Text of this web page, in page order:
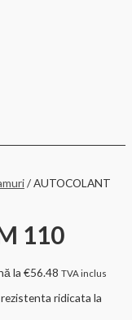
/ AUTOCOLANT
110
la €56.48 TVA inclus
ridicata la